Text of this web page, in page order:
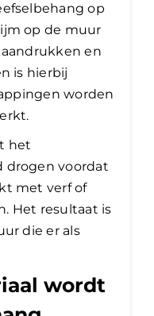
op
op de muur
en
is hierbij
worden
het
drogen voordat
met verf of
Het resultaat is
die er als
wordt